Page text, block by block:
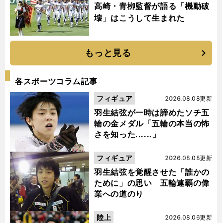
高崎・青栁監督が語る「機動破
壊」はこうして生まれた
もっと見る
各スポーツコラム記事
羽生結弦が一時は諦めたソチ五
輪の金メダル「五輪の本当の怖
さを知った......」
2026.08.08更新
フィギュア
羽生結弦を覚醒させた「誰かの
ために」の思い 五輪連覇の偉
業への道のり
2026.08.08更新
フィギュア
2026.08.06更新
陸上